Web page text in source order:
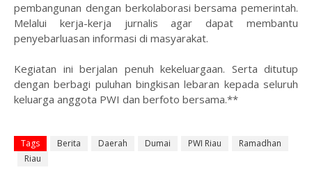
pembangunan dengan berkolaborasi bersama pemerintah.
Melalui kerja-kerja jurnalis agar dapat membantu
penyebarluasan informasi di masyarakat.
Kegiatan ini berjalan penuh kekeluargaan. Serta ditutup
dengan berbagi puluhan bingkisan lebaran kepada seluruh
keluarga anggota PWI dan berfoto bersama.**
Tags Berita Daerah Dumai PWI Riau
Ramadhan
Riau